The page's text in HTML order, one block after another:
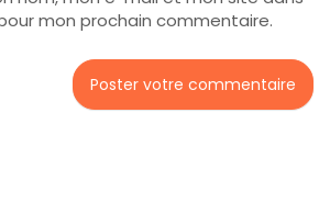
mon prochain commentaire.